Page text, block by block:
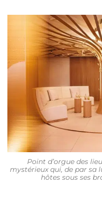
Point d’orgue des
mystérieux qui, de par sa
hôtes sous ses